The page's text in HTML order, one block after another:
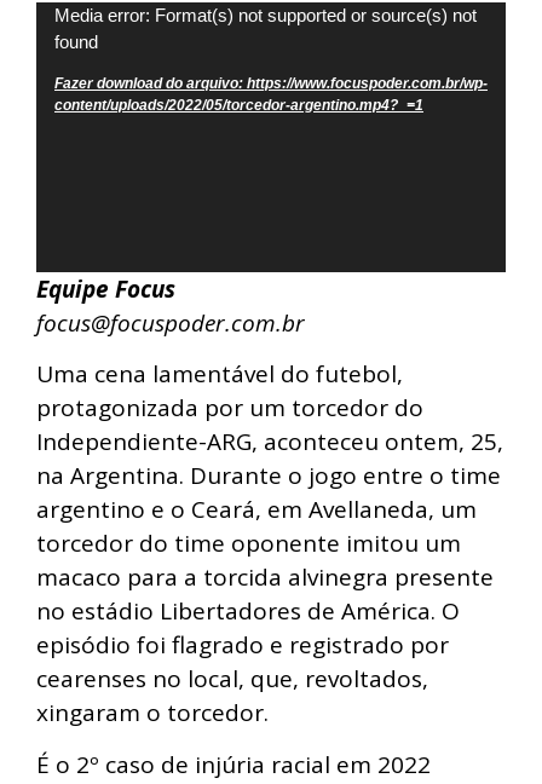
Tocador
de
vídeo
Media error: Format(s) not supported or source(s) not
found
Fazer download do arquivo: https://www.focuspoder.com.br/wp-
content/uploads/2022/05/torcedor-argentino.mp4?_=1
Equipe Focus
focus@focuspoder.com.br
Uma cena lamentável do futebol,
protagonizada por um torcedor do
Independiente-ARG, aconteceu ontem, 25,
na Argentina. Durante o jogo entre o time
argentino e o Ceará, em Avellaneda, um
torcedor do time oponente imitou um
macaco para a torcida alvinegra presente
no estádio Libertadores de América. O
episódio foi flagrado e registrado por
cearenses no local, que, revoltados,
xingaram o torcedor.
É o 2º caso de injúria racial em 2022